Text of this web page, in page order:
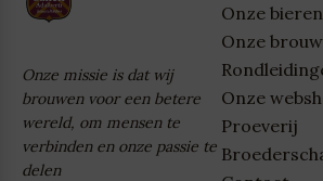
Onze missie is dat wij
brouwen voor een betere
wereld, om mensen te
verbinden en onze passie te
delen
Onze bieren
Onze
Onze
Proeverij